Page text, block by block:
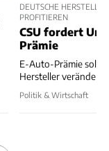
DEUTSCHE
PROFITIEREN
CSU fordert
Prämie
E-Auto-Prämie soll
Hersteller verändert
Politik & Wirtschaft